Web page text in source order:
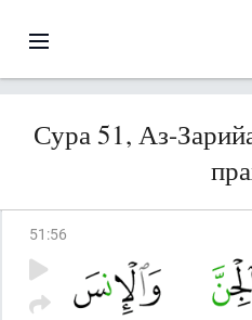
Сура 51, Аз-
51 :56